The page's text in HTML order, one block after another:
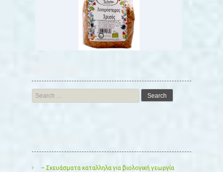
Search
for:
– Σκευάσματα καταλληλα για βιολογική γεωργία